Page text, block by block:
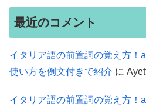
最近のコメント
イタリア語の前置詞の覚え方！
使い方を例文付きで紹介 に
イタリア語の前置詞の覚え方！